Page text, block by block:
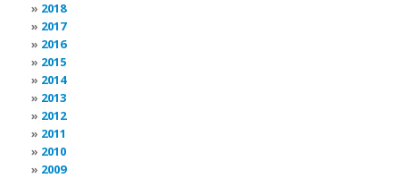
2018
2017
2016
2015
2014
2013
2012
2011
2010
2009